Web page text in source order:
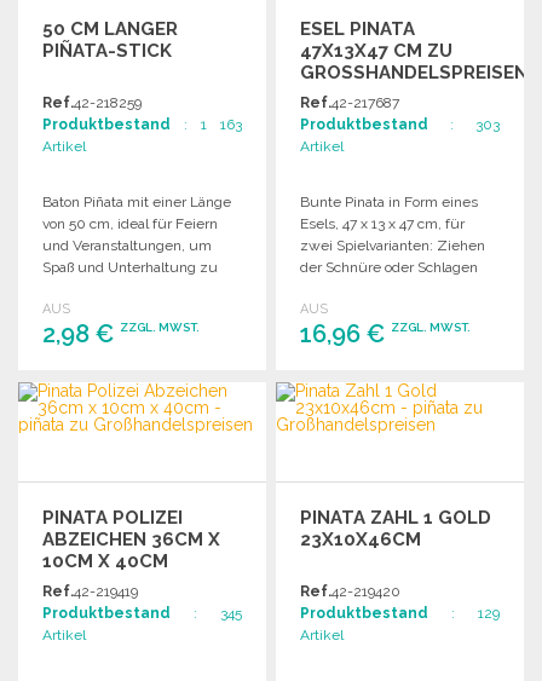
50 CM LANGER
PIÑATA-STICK
Ref.42-218259
Produktbestand : 1 163
Artikel
Baton Piñata mit einer Länge
von 50 cm, ideal für Feiern
und Veranstaltungen, um
Spaß und Unterhaltung zu
AUS
2,98 € ZZGL. MWST.
BESTELLEN
Angebot anfordern
ESEL PINATA
47X13X47 CM ZU
GROSSHANDELSPREISEN
Ref.42-217687
Produktbestand : 303
Artikel
Bunte Pinata in Form eines
Esels, 47 x 13 x 47 cm, für
zwei Spielvarianten: Ziehen
der Schnüre oder Schlagen
AUS
16,96 € ZZGL. MWST.
BESTELLEN
Angebot anfordern
PINATA POLIZEI
ABZEICHEN 36CM X
10CM X 40CM
Ref.42-219419
Produktbestand : 345
Artikel
PINATA ZAHL 1 GOLD
23X10X46CM
Ref.42-219420
Produktbestand : 129
Artikel